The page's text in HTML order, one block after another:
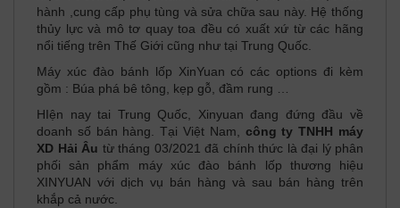
hành ,cung cấp phụ tùng và sửa chữa sau này. Hệ thống
thủy lực và mô tơ quay toa đều có xuất xứ từ các hãng
nổi tiếng trên Thế Giới cũng như tại Trung Quốc.
Máy xúc đào bánh lốp XinYuan có các options đi kèm
gồm : Búa phá bê tông, kẹp gỗ, đầm rung …
HIện nay tai Trung Quốc, Xinyuan đang đứng đầu về
doanh số bán hàng. Tại Việt Nam, công ty TNHH máy
XD Hải Âu từ tháng 03/2021 đã chính thức là đại lý phân
phối sản phẩm máy xúc đào bánh lốp thương hiệu
XINYUAN với dịch vụ bán hàng và sau bán hàng trên
khắp cả nước.